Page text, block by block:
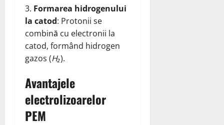
Formarea hidrogenului
la catod: Protonii se
combină cu electronii la
catod, formând hidrogen
gazos (H₂).
Avantajele
electrolizoarelor
PEM